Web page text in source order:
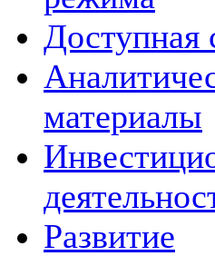
Доступная
материалы
Развитие